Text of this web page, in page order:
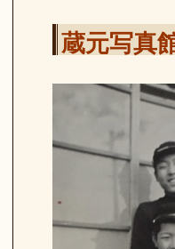
蔵元写真